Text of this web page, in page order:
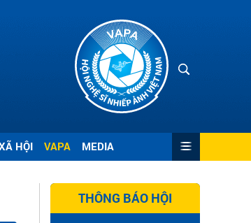
HỘI VAPA MEDIA
THÔNG BÁO HỘI